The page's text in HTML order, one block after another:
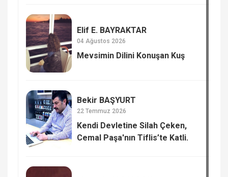
Elif E. BAYRAKTAR
04 Ağustos 2026
Mevsimin Dilini Konuşan Kuş
Bekir BAŞYURT
22 Temmuz 2026
Kendi Devletine Silah Çeken,
Cemal Paşa'nın Tiflis’te Katli.